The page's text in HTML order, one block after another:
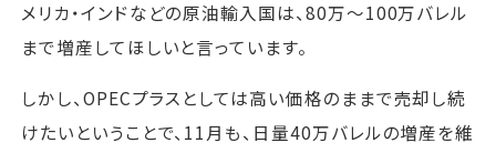
メリカ・インドなどの原油輸入国は、80万～100万バレル
まで増産してほしいと言っています。
しかし、OPECプラスとしては高い価格のままで売却し続
けたいということで、11月も、日量40万バレルの増産を維